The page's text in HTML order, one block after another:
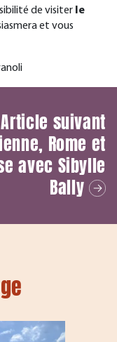
de visiter le
et vous
Article suivant
Rome et
avec Sibylle
Bally